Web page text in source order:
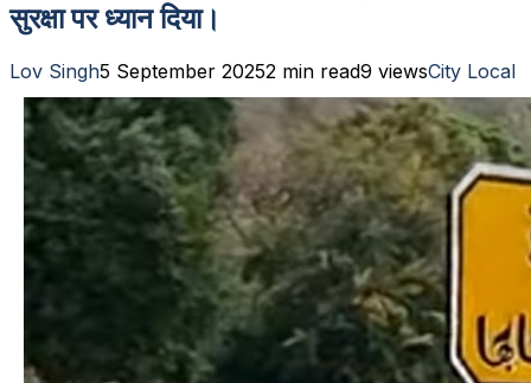
सुरक्षा पर ध्यान दिया।
Lov Singh5 September 20252 min read9 viewsCity Local